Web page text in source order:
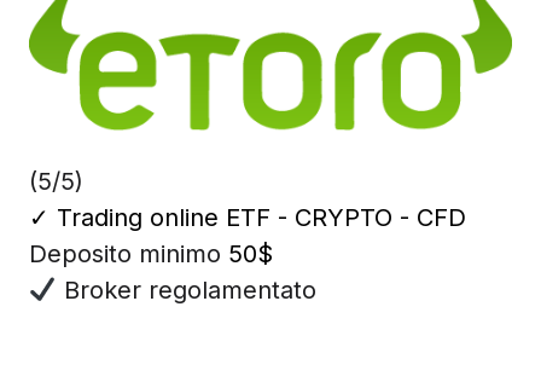
(5/5)
✓ Trading online ETF - CRYPTO - CFD
Deposito minimo 50$
Broker regolamentato